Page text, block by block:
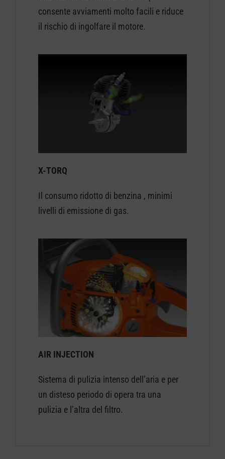
consente avviamenti molto facili e riduce
il rischio di ingolfare il motore.
X-TORQ
Il consumo ridotto di benzina , minimi
livelli di emissione di gas.
AIR INJECTION
Sistema di pulizia intenso dell’aria e per
un disteso periodo di opera tra una
pulizia e l’altra del filtro.